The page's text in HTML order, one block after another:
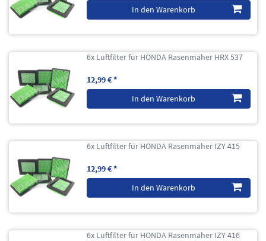
In den Warenkorb
6x Luftfilter für HONDA Rasenmäher HRX 537
12,99 € *
In den Warenkorb
6x Luftfilter für HONDA Rasenmäher IZY 415
12,99 € *
In den Warenkorb
6x Luftfilter für HONDA Rasenmäher IZY 416